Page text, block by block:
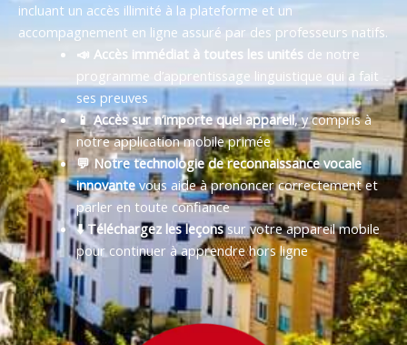
incluant un accès illimité à la plateforme et un
accompagnement en ligne assuré par des professeurs natifs.
📣 Accès immédiat à toutes les unitésde notre
programme d’apprentissage linguistique qui a fait
ses preuves
📱 Accès sur n’importe quel appareil, y compris à
notre application mobile primée
💬 Notre technologie de reconnaissance vocale
innovantevous aide à prononcer correctement et
parler en toute confiance
⬇️ Téléchargez les leçonssur votre appareil mobile
pour continuer à apprendre hors ligne